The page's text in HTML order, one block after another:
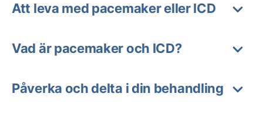
Att leva med pacemaker eller ICD
Vad är pacemaker och ICD?
Påverka och delta i din behandling